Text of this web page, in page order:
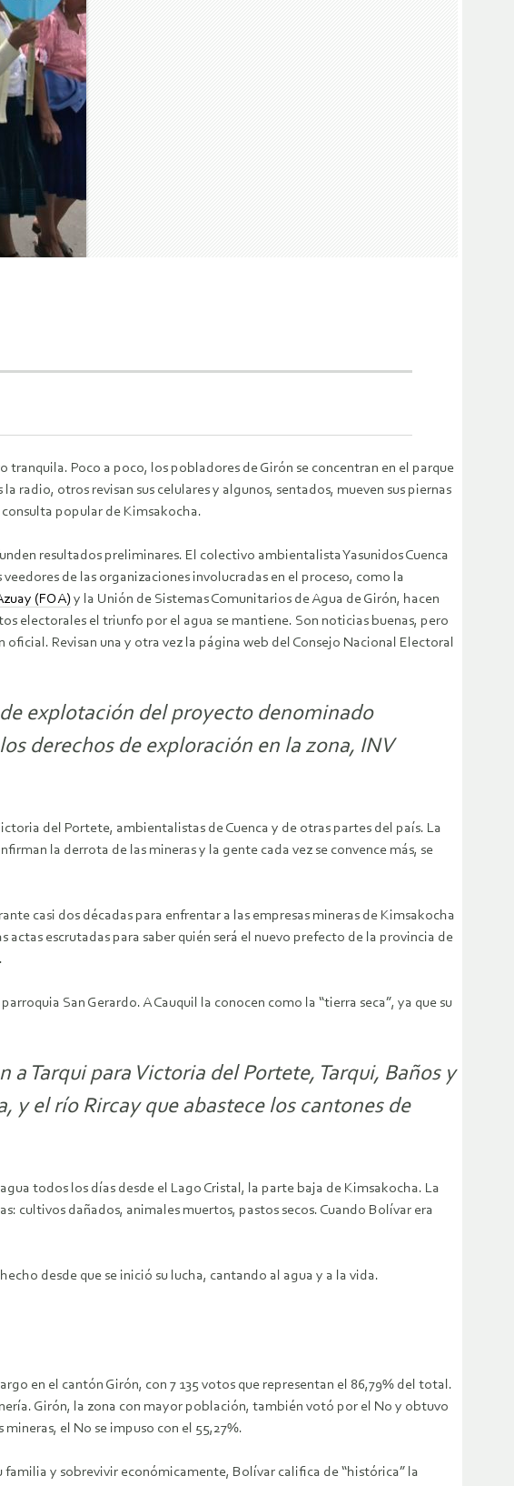
tranquila. Poco a poco, los pobladores de Girón se concentran en el parque
radio, otros revisan sus celulares y algunos, sentados, mueven sus piernas
consulta popular de Kimsakocha.
resultados preliminares. El colectivo ambientalista Yasunidos Cuenca
de las organizaciones involucradas en el proceso, como la
(FOA)y la Unión de Sistemas Comunitarios de Agua de Girón, hacen
electorales el triunfo por el agua se mantiene. Son noticias buenas, pero
Revisan una y otra vez la página web del Consejo Nacional Electoral
explotación del proyecto denominado
derechos de exploración en la zona, INV
del Portete, ambientalistas de Cuenca y de otras partes del país. La
la derrota de las mineras y la gente cada vez se convence más, se
casi dos décadas para enfrentar a las empresas mineras de Kimsakocha
escrutadas para saber quién será el nuevo prefecto de la provincia de
San Gerardo. A Cauquil la conocen como la “tierra seca”, ya que su
Tarqui para Victoria del Portete, Tarqui, Baños y
y el río Rircay que abastece los cantones de
todos los días desde el Lago Cristal, la parte baja de Kimsakocha. La
cultivos dañados, animales muertos, pastos secos. Cuando Bolívar era
desde que se inició su lucha, cantando al agua y a la vida.
en el cantón Girón, con 7 135 votos que representan el 86,79% del total.
Girón, la zona con mayor población, también votó por el No y obtuvo
el No se impuso con el 55,27%.
y sobrevivir económicamente, Bolívar califica de “histórica” la